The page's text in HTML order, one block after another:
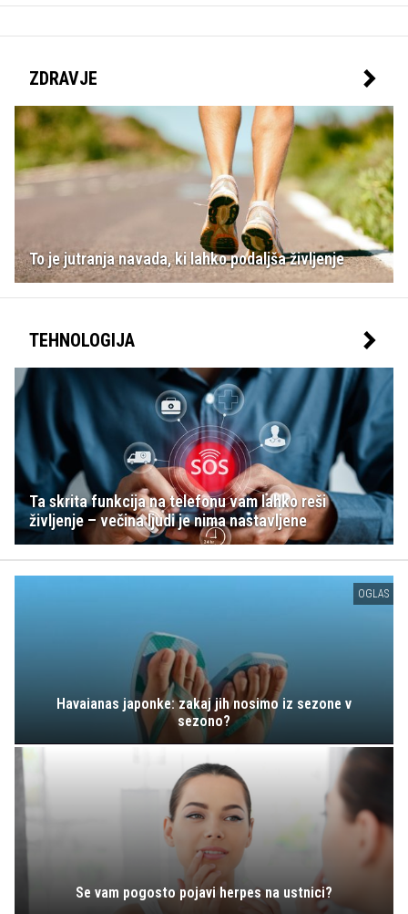
ZDRAVJE
To je jutranja navada, ki lahko podaljša življenje
TEHNOLOGIJA
Ta skrita funkcija na telefonu vam lahko reši
življenje – večina ljudi je nima nastavljene
OGLAS
Havaianas japonke: zakaj jih nosimo iz sezone v
sezono?
Se vam pogosto pojavi herpes na ustnici?